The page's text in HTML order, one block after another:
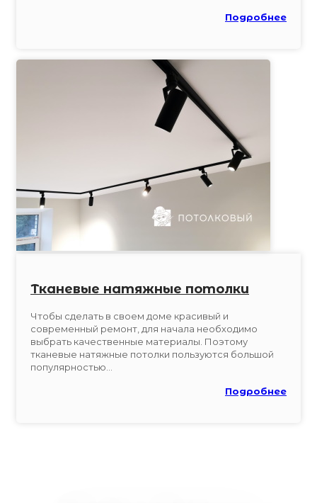
Подробнее
Тканевые натяжные потолки
Чтобы сделать в своем доме красивый и
современный ремонт, для начала необходимо
выбрать качественные материалы. Поэтому
тканевые натяжные потолки пользуются большой
популярностью...
Подробнее